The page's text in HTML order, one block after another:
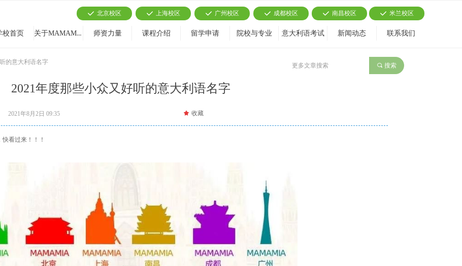
校首页 关于MAMAMIA 师资力量 课程介绍 留学申请 院校与专业 意大利语考试 新闻动态 联系我们
끳 广州校区
끳 北京校区 끳 上海校区 끳 成都校区 끳 南昌校区 끳 米兰校区
2021年度那些小众又好听的意大利语名字
的意大利语名字
2021年8月2日 09:35 끄 收藏
看过来！！！
끠 搜索